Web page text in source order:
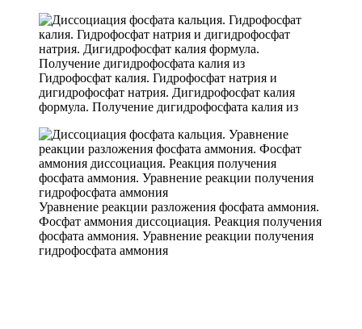
Гидрофосфат калия. Гидрофосфат натрия и
дигидрофосфат натрия. Дигидрофосфат калия
формула. Получение дигидрофосфата калия из
Уравнение реакции разложения фосфата аммония.
Фосфат аммония диссоциация. Реакция получения
фосфата аммония. Уравнение реакции получения
гидрофосфата аммония